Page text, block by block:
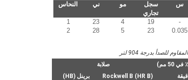
س
سجل
تجاري
مو ني النحاس
-
0.035
19
23
4
5
23
28
1
2
للصدأ بدرجة 904 لتر
استطالة (٪ في 50 مم)
صلابة
Rockwell B (HR B)
برينل (HB)